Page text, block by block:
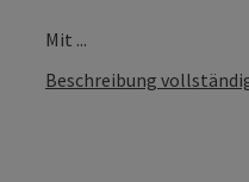
Mit ...
Beschreibung